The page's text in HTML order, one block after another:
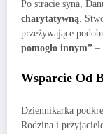
Po stracie syna,
charytatywną .
przeżywające
pomogło innym” –
Wsparcie Od
Dziennikarka
Rodzina i